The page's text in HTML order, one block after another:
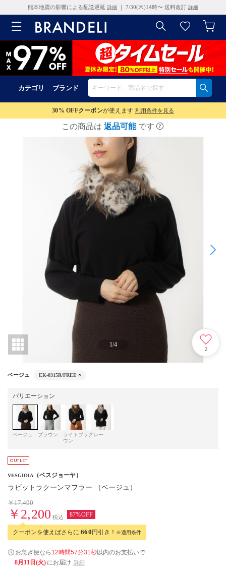
熊本地震の影響による配送遅延 詳細 ｜ 7/30(木)14時〜 送料改訂 詳細
カテゴリ ブランド
30% OFFクーポンが使えます 利用条件を見る
この商品は 返品可能 です
1/4
2
ベージュ EK-0315R/FREE ○
バリエーション
ベージュ ブラウン
ライトブラ
ウン
グレー
VESGIOIA （ベスジョーヤ）
ラビットラクーンマフラー （ベージュ）
￥17,490
￥2,200 税込 87%OFF
クーポンを使えばさらに 660円引き！ ※適用条件
お急ぎ便なら 12時間57分31秒以内のお支払いで
8月11日(火) にお届け 詳細